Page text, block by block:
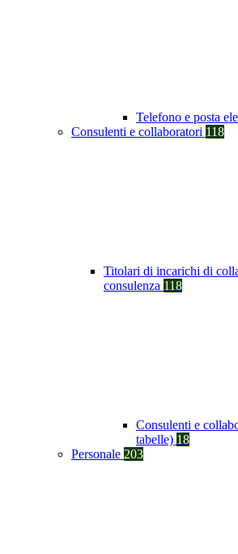
Telefono e posta
Consulenti e collaboratori 118
Titolari di incarichi di
consulenza 118
Consulenti e
tabelle) 18
Personale 203